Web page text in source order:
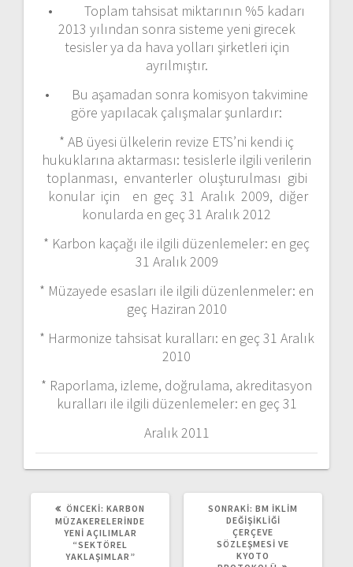
• Toplam tahsisat miktarının %5 kadarı
2013 yılından sonra sisteme yeni girecek
tesisler ya da hava yolları şirketleri için
ayrılmıştır.
• Bu aşamadan sonra komisyon takvimine
göre yapılacak çalışmalar şunlardır:
* AB üyesi ülkelerin revize ETS’ni kendi iç
hukuklarına aktarması: tesislerle ilgili verilerin
toplanması, envanterler oluşturulması gibi
konular için en geç 31 Aralık 2009, diğer
konularda en geç 31 Aralık 2012
* Karbon kaçağı ile ilgili düzenlemeler: en geç
31 Aralık 2009
* Müzayede esasları ile ilgili düzenlenmeler: en
geç Haziran 2010
* Harmonize tahsisat kuralları: en geç 31 Aralık
2010
* Raporlama, izleme, doğrulama, akreditasyon
kuralları ile ilgili düzenlemeler: en geç 31
Aralık 2011
ÖNCEKI: ÖNCEKI
YAZI:
KARBON
MÜZAKERELERINDE
YENI AÇILIMLAR
“SEKTÖREL
YAKLAŞIMLAR”
SONRAKI: SONRAKI
YAZI:
BM İKLIM
DEĞIŞIKLIĞI
ÇERÇEVE
SÖZLEŞMESI VE
KYOTO